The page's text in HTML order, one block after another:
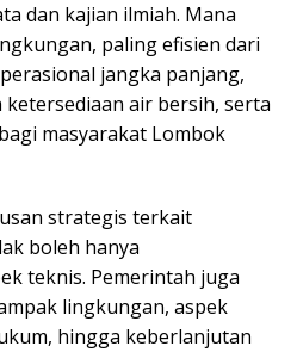
dan kajian ilmiah. Mana
paling efisien dari
jangka panjang,
air bersih, serta
masyarakat Lombok
strategis terkait
boleh hanya
teknis. Pemerintah juga
lingkungan, aspek
hingga keberlanjutan